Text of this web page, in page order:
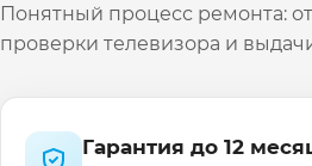
Понятный процесс ремонта:
проверки телевизора и
Гарантия до 12